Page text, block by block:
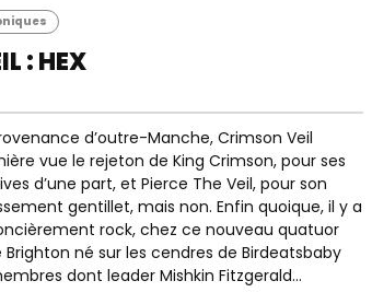
: HEX
d’outre-Manche, Crimson Veil
vue le rejeton de King Crimson, pour ses
d’une part, et Pierce The Veil, pour son
gentillet, mais non. Enfin quoique, il y a
rock, chez ce nouveau quatuor
né sur les cendres de Birdeatsbaby
dont leader Mishkin Fitzgerald...